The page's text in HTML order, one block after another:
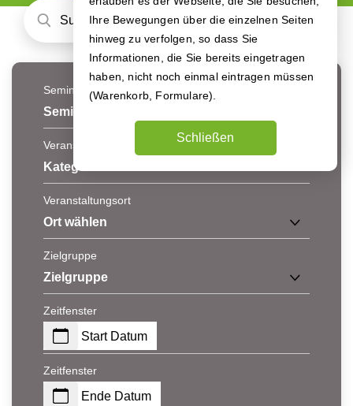
Ihre Bewegungen über die einzelnen Seiten
hinweg zu verfolgen, so dass Sie
Informationen, die Sie bereits eingetragen
haben, nicht noch einmal eintragen müssen
(Warenkorb, Formulare).
Schließen
Seminar-Typ
Seminar-Typ
Veranstaltungs-Kategorie
Kategorie wählen
Veranstaltungsort
Ort wählen
Zielgruppe
Zielgruppe
Zeitfenster
Start Datum
Zeitfenster
Ende Datum